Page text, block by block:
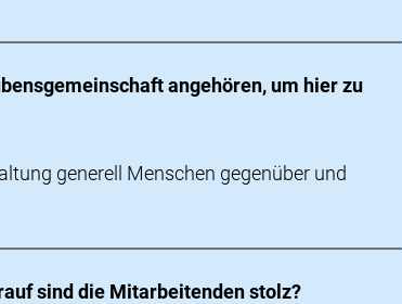
angehören, um hier zu
generell Menschen gegenüber und
sind die Mitarbeitenden stolz?